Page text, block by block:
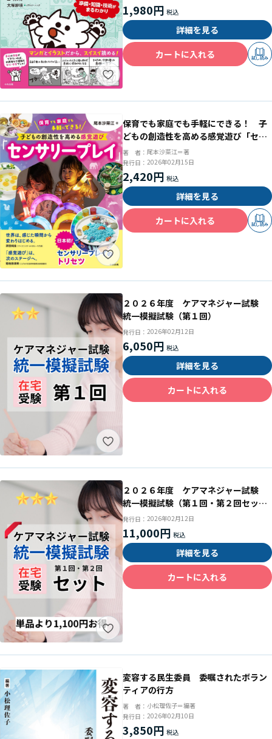
1,980円
詳細を見る
カートに入れる
試し読み
保育でも家庭でも手軽にできる！ 子
どもの創造性を高める感覚遊び「セン
サリープレイ」
著 者： 尾本沙菜江＝著
発行日： 2026年02月15日
2,420円
詳細を見る
カートに入れる
試し読み
２０２６年度 ケアマネジャー試験
統一模擬試験（第１回）
発行日： 2026年02月12日
6,050円
詳細を見る
カートに入れる
２０２６年度 ケアマネジャー試験
統一模擬試験（第１回・第２回セッ
ト）
発行日： 2026年02月12日
11,000円
詳細を見る
カートに入れる
変容する民生委員 委嘱されたボラン
ティアの行方
著 者： 小松理佐子＝編著
発行日： 2026年02月10日
3,850円